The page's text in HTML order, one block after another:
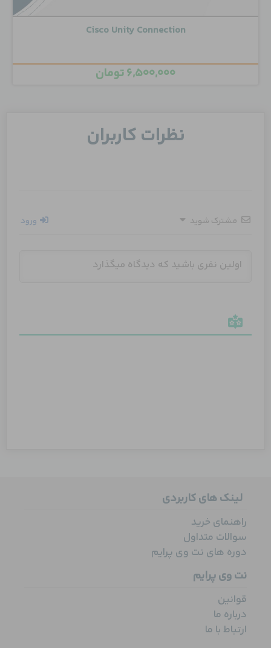
Cisco Unity Connection
۶,۵۰۰,۰۰۰تومان
نظرات کاربران
مشترک شوید ورود
لینک های کاربردی
راهنمای خرید
سوالات متداول
دوره های نت وی پرایم
نت وی پرایم
قوانین
درباره ما
ارتباط با ما